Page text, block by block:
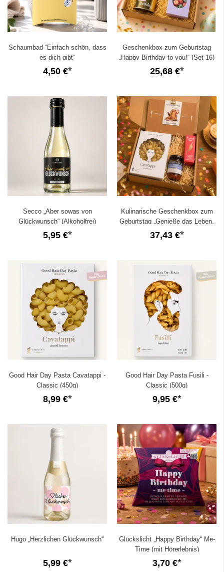
Schaumbad “Einfach schön, dass
es dich gibt“
4,50 €
Geschenkbox zum Geburtstag
„Happy Birthday to you!“ (Set 16)
25,68 €
Secco „Aber sowas von
Glückwunsch“ (Alkoholfrei)
5,95 €
Kulinarische Geschenkbox zum
Geburtstag „Genieße das Leben.
Happy Birthday!“ (Set 3)
37,43 €
Good Hair Day Pasta Cavatappi -
Classic (450g)
8,99 €
Good Hair Day Pasta Fusili -
Classic (500g)
9,95 €
Hugo „Herzlichen Glückwunsch“
5,99 €
Glückslicht „Happy Birthday“ Me-
Time (mit Hörerlebnis)
3,70 €